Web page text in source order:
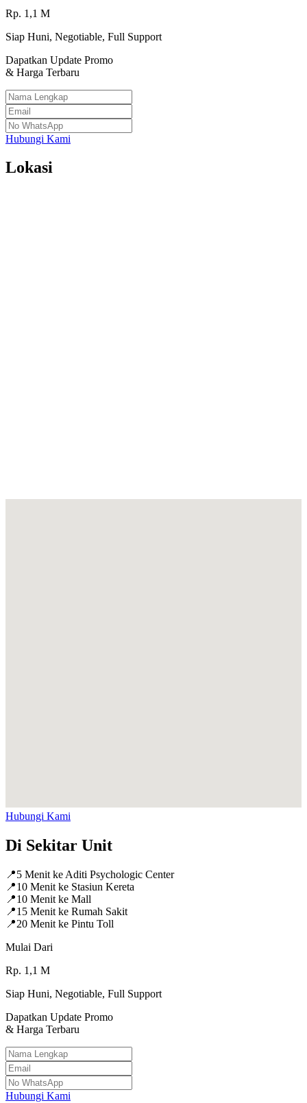
Rp. 1,1 M
Siap Huni, Negotiable, Full Support
Dapatkan Update Promo
& Harga Terbaru
Hubungi Kami
Lokasi
Hubungi Kami
Di Sekitar Unit
📍5 Menit ke Aditi Psychologic Center
📍10 Menit ke Stasiun Kereta
📍10 Menit ke Mall
📍15 Menit ke Rumah Sakit
📍20 Menit ke Pintu Toll
Mulai Dari
Rp. 1,1 M
Siap Huni, Negotiable, Full Support
Dapatkan Update Promo
& Harga Terbaru
Hubungi Kami